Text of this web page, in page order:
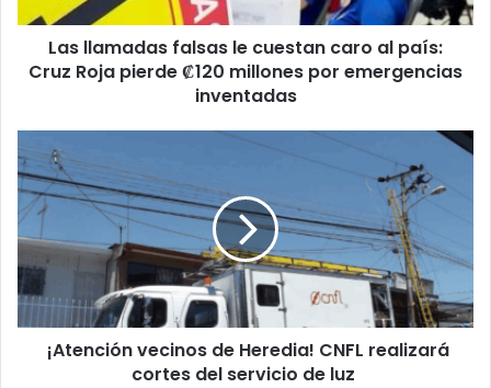
Cruz
pierde
emergencias
inventadas
Las llamadas falsas le cuestan caro al país:
Cruz Roja pierde ₡120 millones por emergencias
inventadas
vecinos
de
Heredia!
CNFL
realizará
cortes
del
servicio
¡Atención vecinos de Heredia! CNFL realizará
cortes del servicio de luz